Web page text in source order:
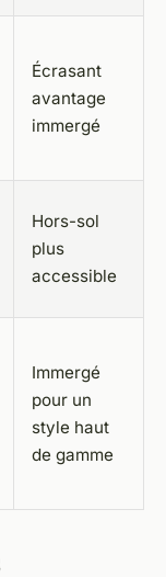
Écrasant
avantage
immergé
Hors-sol
plus
accessible
Immergé
pour un
style haut
de gamme